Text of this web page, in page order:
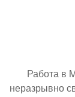
Работа в
неразрывно